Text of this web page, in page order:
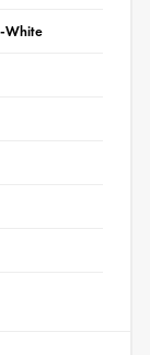
White